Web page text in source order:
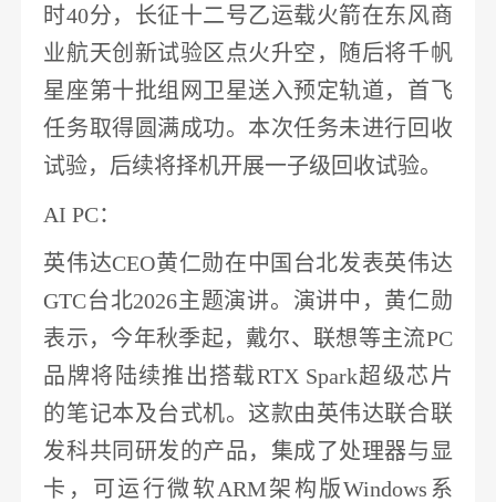
时40分，长征十二号乙运载火箭在东风商
业航天创新试验区点火升空，
随后将千帆
星座第十批组网卫星送入预定轨道，首飞
任务取得圆满成功。本次任务未进行回收
试验，后续将择机开展一子级回收试验。
AI PC：
英伟达CEO黄仁勋在中国台北发表英伟达
GTC台北2026主题演讲。演讲中，黄仁勋
表示， 今年秋季起，戴尔、联想等主流PC
品牌将陆续推出搭载RTX Spark超级芯片
的笔记本及台式机。这款由英伟达联合联
发科共同研发的产品，集成了处理器与显
卡，可运行微软 ARM架构版Windows系